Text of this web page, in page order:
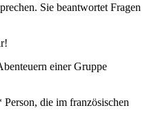
Sie beantwortet Fragen
einer Gruppe
die im französischen